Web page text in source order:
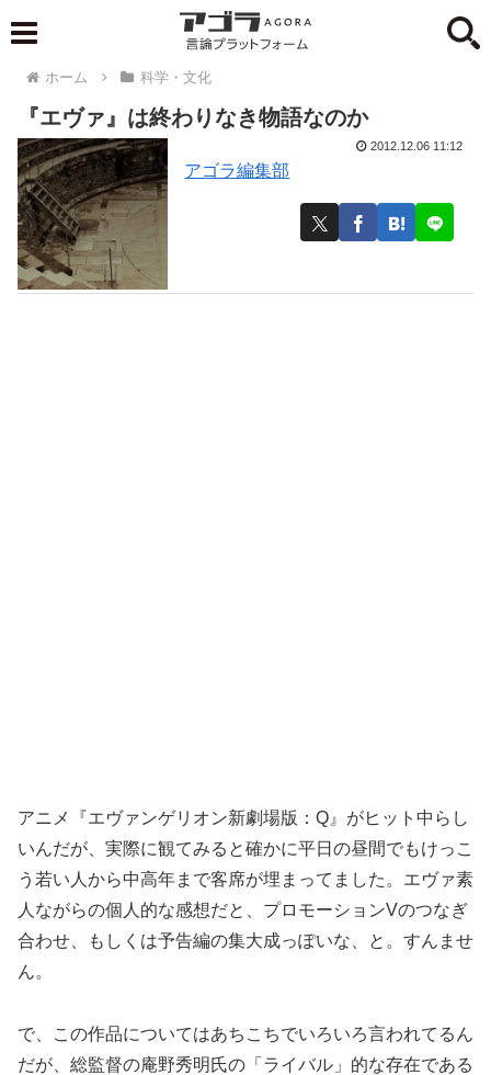
ホーム 科学・文化
『エヴァ』は終わりなき物語なのか
アゴラ編集部
2012.12.06 11:12
アニメ『エヴァンゲリオン新劇場版：Q』がヒット中らし
いんだが、実際に観てみると確かに平日の昼間でもけっこ
う若い人から中高年まで客席が埋まってました。エヴァ素
人ながらの個人的な感想だと、プロモーションVのつなぎ
合わせ、もしくは予告編の集大成っぽいな、と。すんませ
ん。
で、この作品についてはあちこちでいろいろ言われてるん
だが、総監督の庵野秀明氏の「ライバル」的な存在である